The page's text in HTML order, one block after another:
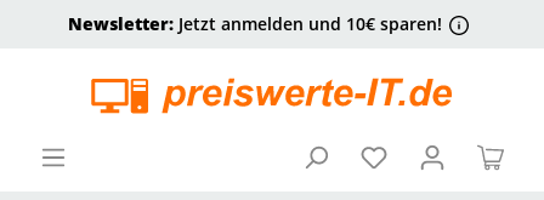
springen
Newsletter:Jetzt anmelden und 10€ sparen!